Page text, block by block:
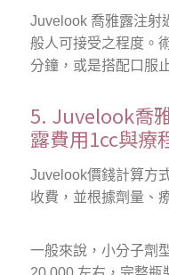
Juvelook 喬雅露注射
般人可接受之程度。
分鐘，或是搭配口服
5. Juvelook喬
露費用1cc與療
Juvelook價錢計算方
收費，並根據劑量、
一般來說，小分子劑